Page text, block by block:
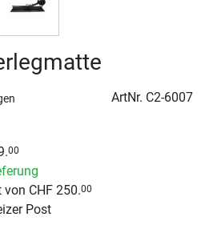
ArtNr. C2-6007
00
CHF 250.00
Post